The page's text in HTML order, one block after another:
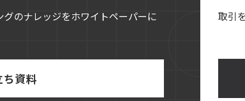
のナレッジをホワイトペーパーに
資料
取引